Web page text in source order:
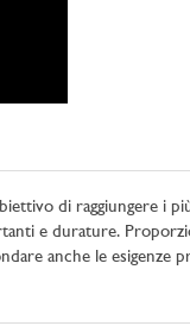
di raggiungere i
e durature.
anche le esigenze